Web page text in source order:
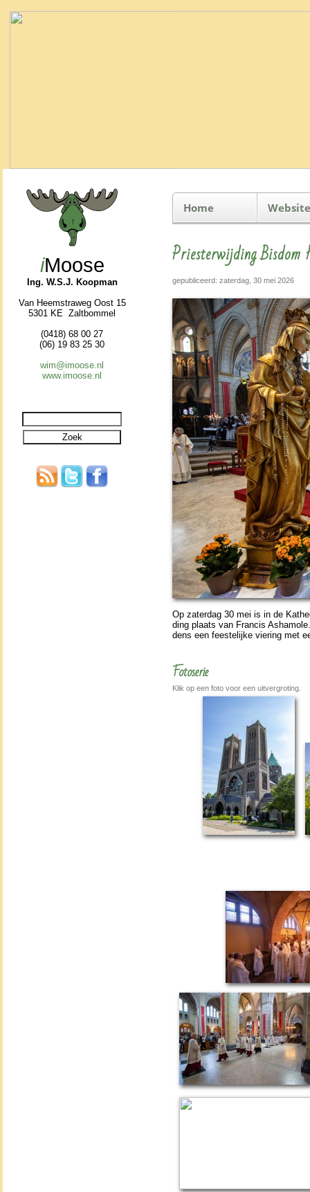
iMoose
Ing. W.S.J. Koopman
Van Heemstraweg Oost 15
5301 KE Zaltbommel
(0418) 68 00 27
(06) 19 83 25 30
wim@imoose.nl
www.imoose.nl
Home
Priesterwijding
gepubliceerd: zaterdag, 30 mei 2026
Op zater­dag 30 mei is in de
ding plaats van Francis
dens een fees­te­lij­ke vie­ring met
Fotoserie
Klik op een foto voor een uitvergroting.